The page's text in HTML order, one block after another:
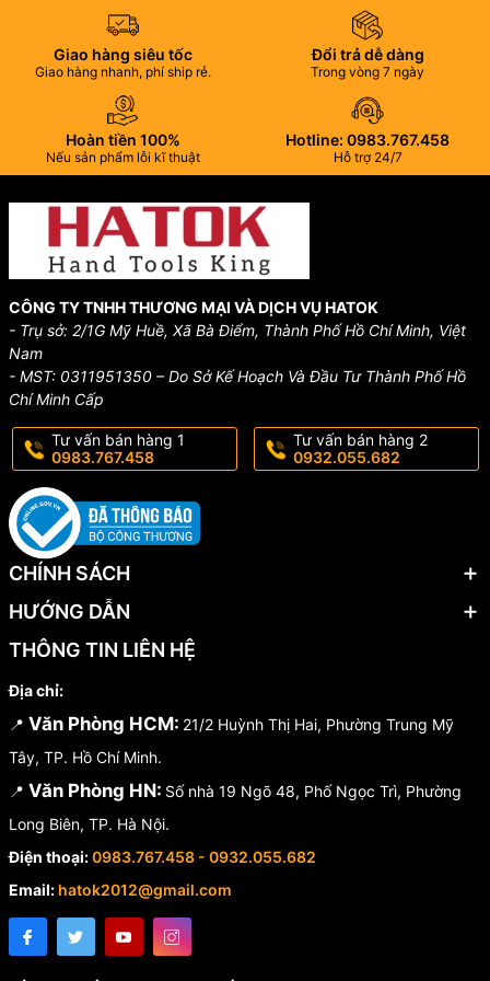
Giao hàng siêu tốc
Giao hàng nhanh, phí ship rẻ.
Đổi trả dễ dàng
Trong vòng 7 ngày
Hoàn tiền 100%
Nếu sản phẩm lỗi kĩ thuật
Hotline: 0983.767.458
Hỗ trợ 24/7
CÔNG TY TNHH THƯƠNG MẠI VÀ DỊCH VỤ HATOK
- Trụ sở: 2/1G Mỹ Huề, Xã Bà Điểm, Thành Phố Hồ Chí Minh, Việt
Nam
- MST: 0311951350 – Do Sở Kế Hoạch Và Đầu Tư Thành Phố Hồ
Chí Minh Cấp
Tư vấn bán hàng 1
0983.767.458
Tư vấn bán hàng 2
0932.055.682
CHÍNH SÁCH
HƯỚNG DẪN
THÔNG TIN LIÊN HỆ
Địa chỉ:
📍 Văn Phòng HCM: 21/2 Huỳnh Thị Hai, Phường Trung Mỹ
Tây, TP. Hồ Chí Minh.
📍 Văn Phòng HN: Số nhà 19 Ngõ 48, Phố Ngọc Trì, Phường
Long Biên, TP. Hà Nội.
Điện thoại:0983.767.458 - 0932.055.682
Email: hatok2012@gmail.com